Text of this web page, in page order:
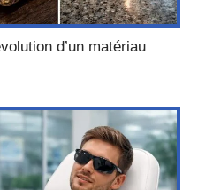
d’un matériau